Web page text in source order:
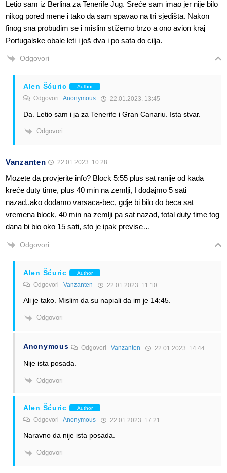
Letio sam iz Berlina za Tenerife Jug. Sreće sam imao jer nije bilo
nikog pored mene i tako da sam spavao na tri sjedišta. Nakon
finog sna probudim se i mislim stižemo brzo a ono avion kraj
Portugalske obale leti i još dva i po sata do cilja.
Odgovori
Alen Šćuric Author
Odgovori Anonymous 22.01.2023. 13:45
Da. Letio sam i ja za Tenerife i Gran Canariu. Ista stvar.
Odgovori
Vanzanten 22.01.2023. 10:28
Mozete da provjerite info? Block 5:55 plus sat ranije od kada
kreće duty time, plus 40 min na zemlji, I dodajmo 5 sati
nazad..ako dodamo varsaca-bec, gdje bi bilo do beca sat
vremena block, 40 min na zemlji pa sat nazad, total duty time tog
dana bi bio oko 15 sati, sto je ipak previse…
Odgovori
Alen Šćuric Author
Odgovori Vanzanten 22.01.2023. 11:10
Ali je tako. Mislim da su napiali da im je 14:45.
Odgovori
Anonymous OdgovoriVanzanten 22.01.2023. 14:44
Nije ista posada.
Odgovori
Alen Šćuric Author
Odgovori Anonymous 22.01.2023. 17:21
Naravno da nije ista posada.
Odgovori